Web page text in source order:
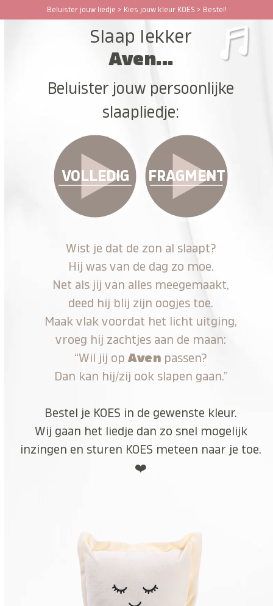
Beluister jouw liedje > Kies jouw kleur KOES > Bestel!
Open
Close
Slaap lekker
Aven...
Beluister jouw persoonlijke
slaapliedje:
VOLLEDIG FRAGMENT
Wist je dat de zon al slaapt?
Hij was van de dag zo moe.
Net als jij van alles meegemaakt,
deed hij blij zijn oogjes toe.
Maak vlak voordat het licht uitging,
vroeg hij zachtjes aan de maan:
“Wil jij opAven passen?
Dan kan hij/zij ook slapen gaan.”
Bestel je KOES in de gewenste kleur.
Wij gaan het liedje dan zo snel mogelijk
inzingen en sturen KOES meteen naar je toe.
❤️